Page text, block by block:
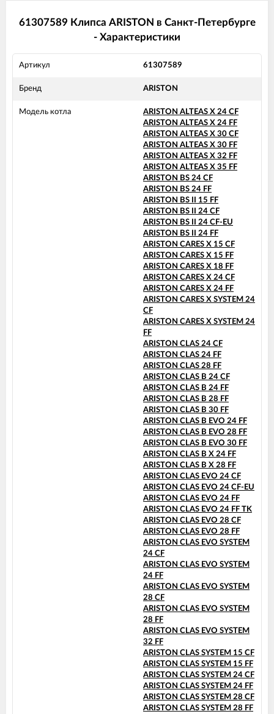
ARISTON GENUS 35 FF
ARISTON GENUS EVO 24 CF
ARISTON GENUS EVO 24 FF
ARISTON GENUS EVO 30 CF
ARISTON GENUS EVO 32 FF
ARISTON GENUS X 24 CF
ARISTON GENUS X 24 FF
61307589 Клипса ARISTON в Санкт-Петербурге
- Характеристики
Артикул 61307589
Бренд ARISTON
Модель котла
ARISTON ALTEAS X 24 CF
ARISTON ALTEAS X 24 FF
ARISTON ALTEAS X 30 CF
ARISTON ALTEAS X 30 FF
ARISTON ALTEAS X 32 FF
ARISTON ALTEAS X 35 FF
ARISTON BS 24 CF
ARISTON BS 24 FF
ARISTON BS II 15 FF
ARISTON BS II 24 CF
ARISTON BS II 24 CF-EU
ARISTON BS II 24 FF
ARISTON CARES X 15 CF
ARISTON CARES X 15 FF
ARISTON CARES X 18 FF
ARISTON CARES X 24 CF
ARISTON CARES X 24 FF
ARISTON CARES X SYSTEM 24
CF
ARISTON CARES X SYSTEM 24
FF
ARISTON CLAS 24 CF
ARISTON CLAS 24 FF
ARISTON CLAS 28 FF
ARISTON CLAS B 24 CF
ARISTON CLAS B 24 FF
ARISTON CLAS B 28 FF
ARISTON CLAS B 30 FF
ARISTON CLAS B EVO 24 FF
ARISTON CLAS B EVO 28 FF
ARISTON CLAS B EVO 30 FF
ARISTON CLAS B X 24 FF
ARISTON CLAS B X 28 FF
ARISTON CLAS EVO 24 CF
ARISTON CLAS EVO 24 CF-EU
ARISTON CLAS EVO 24 FF
ARISTON CLAS EVO 24 FF TK
ARISTON CLAS EVO 28 CF
ARISTON CLAS EVO 28 FF
ARISTON CLAS EVO SYSTEM
24 CF
ARISTON CLAS EVO SYSTEM
24 FF
ARISTON CLAS EVO SYSTEM
28 CF
ARISTON CLAS EVO SYSTEM
28 FF
ARISTON CLAS EVO SYSTEM
32 FF
ARISTON CLAS SYSTEM 15 CF
ARISTON CLAS SYSTEM 15 FF
ARISTON CLAS SYSTEM 24 CF
ARISTON CLAS SYSTEM 24 FF
ARISTON CLAS SYSTEM 28 CF
ARISTON CLAS SYSTEM 28 FF